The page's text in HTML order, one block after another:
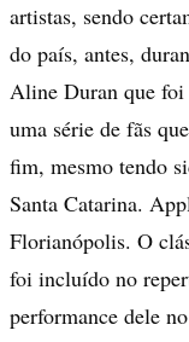
artistas, sendo
do país, antes,
Aline Duran que foi
uma série de fãs
fim, mesmo tendo
Santa Catarina.
Florianópolis. O
foi incluído no
performance dele